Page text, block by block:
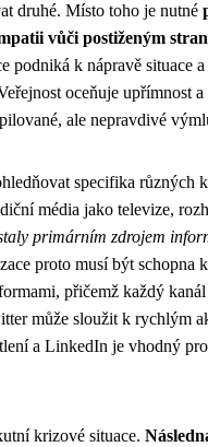
druhé. Místo toho je nutné
vůči postiženým
podniká k nápravě situace
oceňuje upřímnost
ale nepravdivé
specifika různých
média jako televize,
primárním zdrojem
proto musí být schopna
přičemž každý
může sloužit k rychlým
a LinkedIn je vhodný
krizové situace.